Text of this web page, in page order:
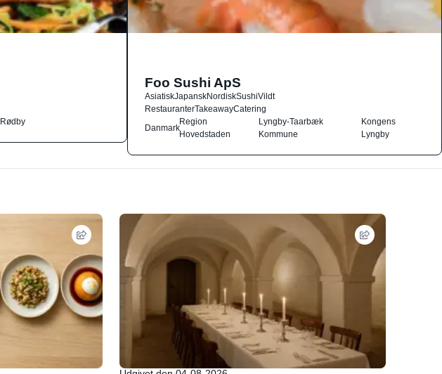
Rødby
Foo Sushi ApS
AsiatiskJapanskNordiskSushiVildt
RestauranterTakeawayCatering
Danmark
Region
Hovedstaden
Lyngby-Taarbæk
Kommune
Kongens
Lyngby